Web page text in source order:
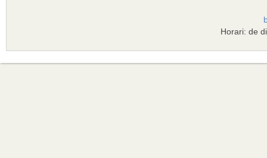
Horari: de